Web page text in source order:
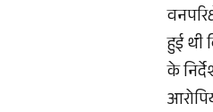
हुई थी
के